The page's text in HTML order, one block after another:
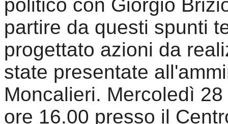
politico con Giorgio
partire da questi spunti
progettato azioni da
state presentate
Moncalieri. Mercoledì
ore 16.00 presso il